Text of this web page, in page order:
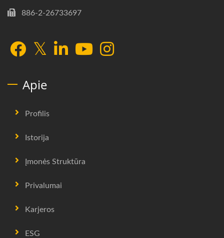
886-2-26733697
Apie
Profilis
Istorija
Įmonės Struktūra
Privalumai
Karjeros
ESG